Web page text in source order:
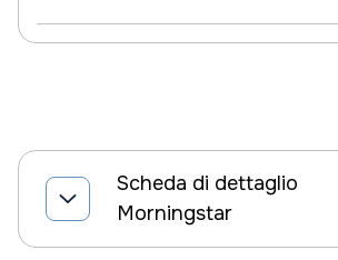
Scheda di dettaglio
Morningstar